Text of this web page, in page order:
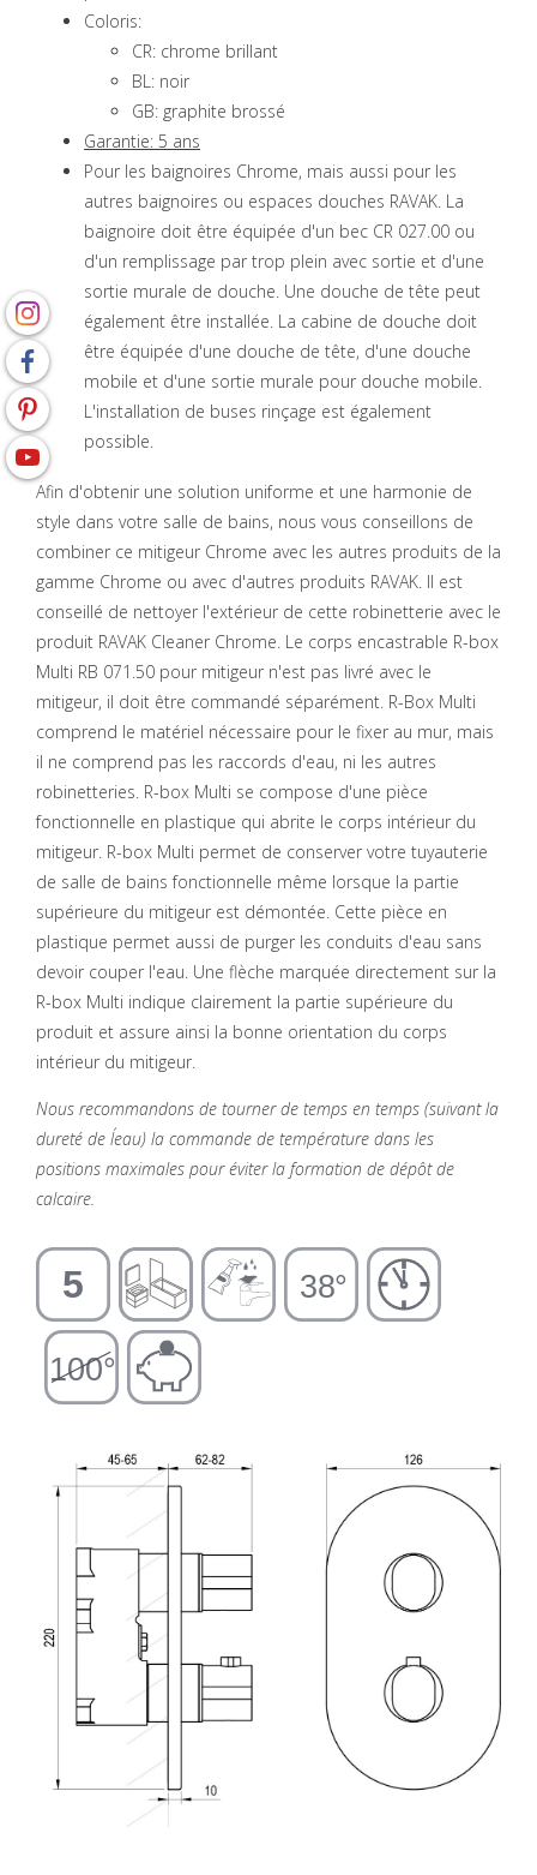
Coloris:
CR: chrome brillant
BL: noir
GB: graphite brossé
Garantie: 5 ans
Pour les baignoires Chrome, mais aussi pour les
autres baignoires ou espaces douches RAVAK. La
baignoire doit être équipée d'un bec CR 027.00 ou
d'un remplissage par trop plein avec sortie et d'une
sortie murale de douche. Une douche de tête peut
également être installée. La cabine de douche doit
être équipée d'une douche de tête, d'une douche
mobile et d'une sortie murale pour douche mobile.
L'installation de buses rinçage est également
possible.
Afin d'obtenir une solution uniforme et une harmonie de
style dans votre salle de bains, nous vous conseillons de
combiner ce mitigeur Chrome avec les autres produits de la
gamme Chrome ou avec d'autres produits RAVAK. Il est
conseillé de nettoyer l'extérieur de cette robinetterie avec le
produit RAVAK Cleaner Chrome. Le corps encastrable R-box
Multi RB 071.50 pour mitigeur n'est pas livré avec le
mitigeur, il doit être commandé séparément. R-Box Multi
comprend le matériel nécessaire pour le fixer au mur, mais
il ne comprend pas les raccords d'eau, ni les autres
robinetteries. R-box Multi se compose d'une pièce
fonctionnelle en plastique qui abrite le corps intérieur du
mitigeur. R-box Multi permet de conserver votre tuyauterie
de salle de bains fonctionnelle même lorsque la partie
supérieure du mitigeur est démontée. Cette pièce en
plastique permet aussi de purger les conduits d'eau sans
devoir couper l'eau. Une flèche marquée directement sur la
R-box Multi indique clairement la partie supérieure du
produit et assure ainsi la bonne orientation du corps
intérieur du mitigeur.
Nous recommandons de tourner de temps en temps (suivant la
dureté de l´eau) la commande de température dans les
positions maximales pour éviter la formation de dépôt de
calcaire.